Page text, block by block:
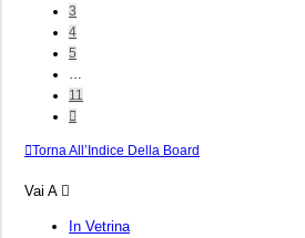
3
4
5
…
11
Torna All’Indice Della Board
Vai A
In Vetrina